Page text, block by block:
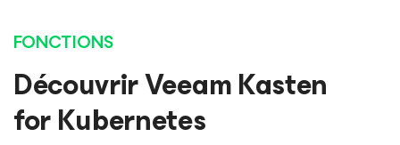
FONCTIONS
Découvrir Veeam Kasten
for Kubernetes